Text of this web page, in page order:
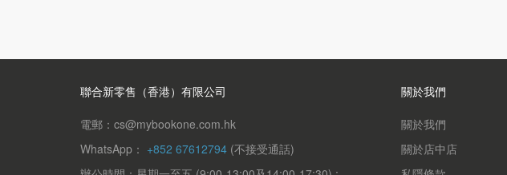
八、黃綺琳 057
十、阿比 061
附錄一 迷失時的心靈輔助工具 069
一、水晶 070
聯合新零售（香港）有限公司
電郵：cs@mybookone.com.hk
WhatsApp： +852 67612794 (不接受通話)
關於我們
關於我們
關於店中店